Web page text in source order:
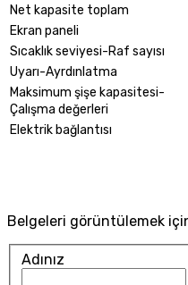
Net kapasite toplam
Ekran paneli
Sıcaklık seviyesi-Raf sayısı
Uyarı-Ayrdınlatma
Maksimum şişe kapasitesi-
Çalışma değerleri
Elektrik bağlantısı
Belgeleri görüntülemek
Adınız